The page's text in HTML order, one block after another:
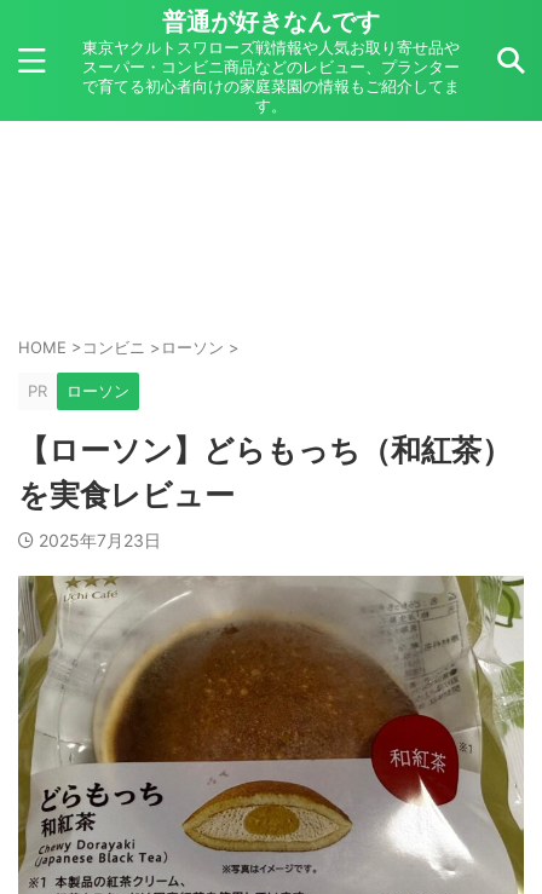
普通が好きなんです
東京ヤクルトスワローズ戦情報や人気お取り寄せ品や
スーパー・コンビニ商品などのレビュー、プランター
で育てる初心者向けの家庭菜園の情報もご紹介してま
す。
HOME >コンビニ >ローソン >
PR ローソン
【ローソン】どらもっち（和紅茶）
を実食レビュー
2025年7月23日